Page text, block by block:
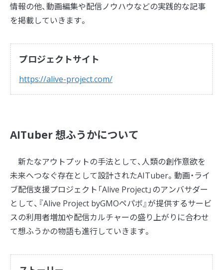
情報の他、動画編集や配信ノウハウなどの実践的な記事
を掲載していきます。
プロジェクトサイト
https://alive-project.com/
AITuber 想ふうかについて
新たなアウトプットの手法として、人類の創作意欲を
未来へつなぐ存在として設計されたAITuber。動画・ライ
ブ配信支援プロジェクト「Alive Project」のアンバサダー
として、『Alive Project byGMOペパボ』が提供するサービ
スの利用者増加や配信カルチャーの盛り上がりに合わせ
て想ふうかの物語も進行していきます。